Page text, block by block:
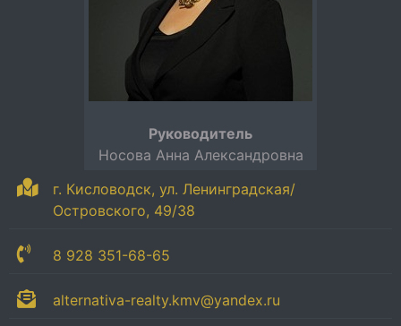
г. Кисловодск, ул. Ленинградская/
Островского, 49/38
8 928 351-68-65
alternativa-realty.kmv@yandex.ru
Руководитель
Носова Анна Александровна